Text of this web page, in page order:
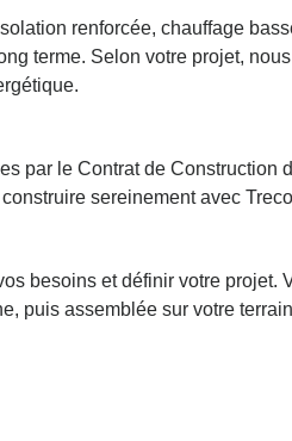
renforcée, chauffage
terme. Selon votre projet,
par le Contrat de Construction
sereinement avec
besoins et définir votre projet.
puis assemblée sur votre